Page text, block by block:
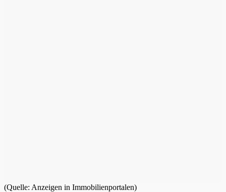
(Quelle: Anzeigen in Immobilienportalen)